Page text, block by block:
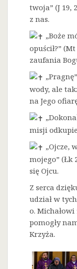
twoja” (J 19,
z nas.
„Boże
opuścił?”
zaufania
wody, ale
na Jego
misji
„Ojcze,
mojego” (Łk
się Ojcu.
Z serca
udział w
o.
pomogły
Krzyża.